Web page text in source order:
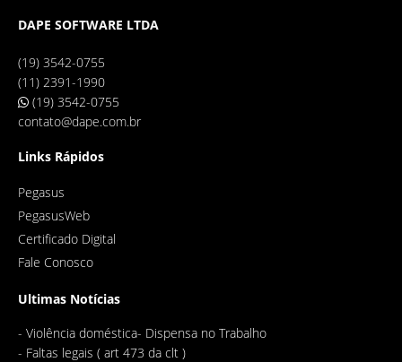
DAPE SOFTWARE LTDA
(19) 3542-0755
(11) 2391-1990
(19) 3542-0755
contato@dape.com.br
Links Rápidos
Pegasus
PegasusWeb
Certificado Digital
Fale Conosco
Ultimas Notícias
- Violência doméstica- Dispensa no Trabalho
- Faltas legais ( art 473 da clt )